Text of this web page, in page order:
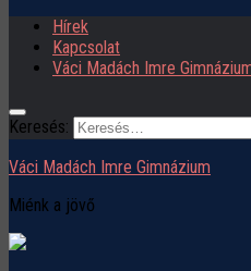
Hírek
Kapcsolat
Váci Madách Imre
Keresés:
Váci Madách Imre Gimnázium
Miénk a jövő